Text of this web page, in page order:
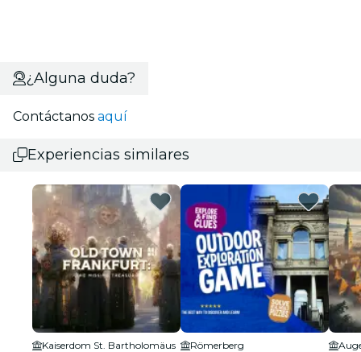
¿Alguna duda?
Contáctanos aquí
Experiencias similares
Kaiserdom St. Bartholomäus
Römerberg